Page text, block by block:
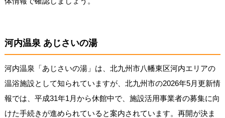
河内温泉 あじさいの湯
河内温泉「あじさいの湯」は、北九州市八幡東区河内エリアの
温浴施設として知られていますが、北九州市の2026年5月更新情
報では、平成31年1月から休館中で、施設活用事業者の募集に向
けた手続きが進められていると案内されています。再開が決ま